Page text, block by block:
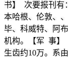
书】 次要报刊有
本哈根、伦敦、
毕、科威特、阿
机构。【军 事】
生齿约10万。系